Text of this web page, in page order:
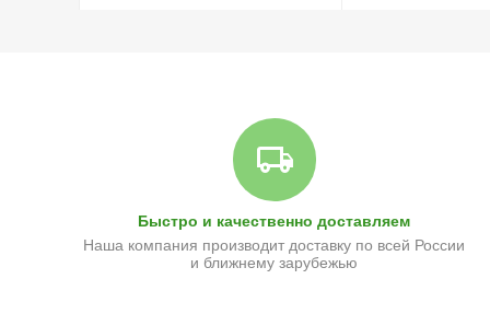
Быстро и качественно доставляем
Наша компания производит доставку по всей России
и ближнему зарубежью